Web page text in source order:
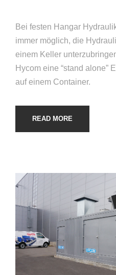
Bei festen Hangar
immer möglich, die
einem Keller
Hycom eine “stand alone”
auf einem Container.
READ MORE